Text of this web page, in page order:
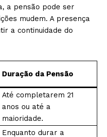
a pensão pode ser
mudem. A presença
a continuidade do
Duração da Pensão
Até completarem 21
anos ou até a
maioridade.
Enquanto durar a